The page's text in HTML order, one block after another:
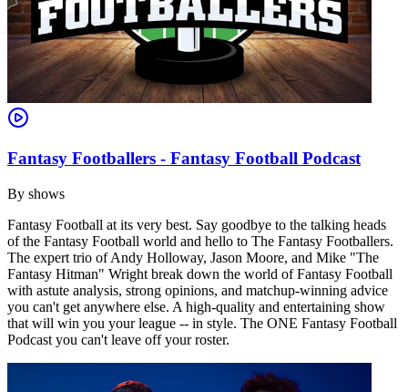
Fantasy Footballers - Fantasy Football Podcast
By shows
Fantasy Football at its very best. Say goodbye to the talking heads
of the Fantasy Football world and hello to The Fantasy Footballers.
The expert trio of Andy Holloway, Jason Moore, and Mike "The
Fantasy Hitman" Wright break down the world of Fantasy Football
with astute analysis, strong opinions, and matchup-winning advice
you can't get anywhere else. A high-quality and entertaining show
that will win you your league -- in style. The ONE Fantasy Football
Podcast you can't leave off your roster.